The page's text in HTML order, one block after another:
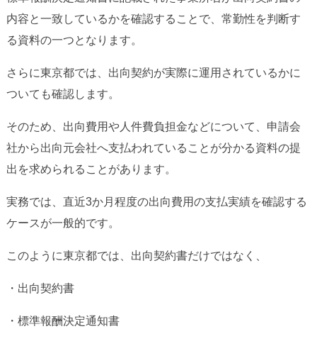
内容と一致しているかを確認することで、常勤性を判断す
る資料の一つとなります。
さらに東京都では、出向契約が実際に運用されているかに
ついても確認します。
そのため、出向費用や人件費負担金などについて、申請会
社から出向元会社へ支払われていることが分かる資料の提
出を求められることがあります。
実務では、直近3か月程度の出向費用の支払実績を確認する
ケースが一般的です。
このように東京都では、出向契約書だけではなく、
・出向契約書
・標準報酬決定通知書